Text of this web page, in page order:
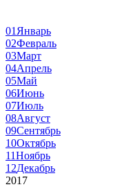
01 Январь
02Февраль
03Март
04Апрель
05Май
06Июнь
07Июль
08Август
09Сентябрь
10Октябрь
11Ноябрь
12Декабрь
2017